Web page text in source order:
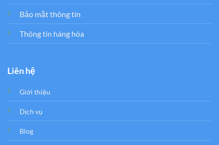
Bảo mật thông tin
Thông tin hàng hóa
Liên hệ
Giới thiệu
Dịch vụ
Blog